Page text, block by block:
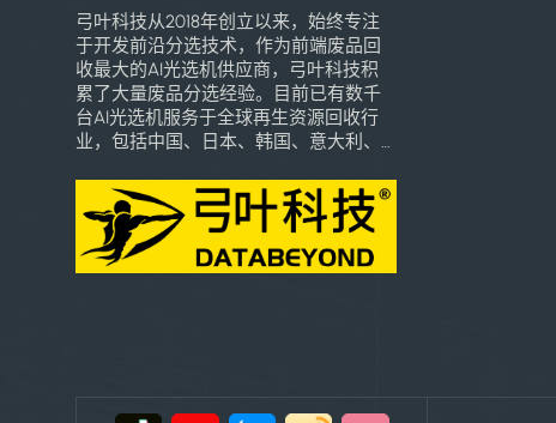
弓叶科技从2018年创立以来，始终专注
于开发前沿分选技术，作为前端废品回
收最大的AI光选机供应商，弓叶科技积
累了大量废品分选经验。目前已有数千
台AI光选机服务于全球再生资源回收行
业，包括中国、日本、韩国、意大利、
达、乌兹别克斯坦等多个国家和地区，
深受用户喜爱。我们将致力于用自己的
专业知识和技术创新，引领全球高端智
能分选技术的普惠化应用，加速全球再